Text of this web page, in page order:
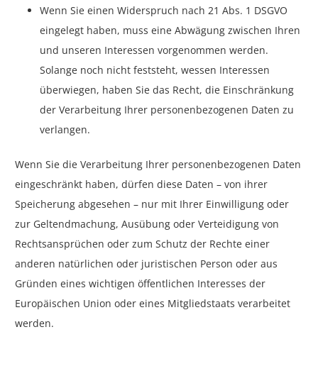
Wenn Sie einen Widerspruch nach 21 Abs. 1 DSGVO
eingelegt haben, muss eine Abwägung zwischen Ihren
und unseren Interessen vorgenommen werden.
Solange noch nicht feststeht, wessen Interessen
überwiegen, haben Sie das Recht, die Einschränkung
der Verarbeitung Ihrer personenbezogenen Daten zu
verlangen.
Wenn Sie die Verarbeitung Ihrer personenbezogenen Daten
eingeschränkt haben, dürfen diese Daten – von ihrer
Speicherung abgesehen – nur mit Ihrer Einwilligung oder
zur Geltendmachung, Ausübung oder Verteidigung von
Rechtsansprüchen oder zum Schutz der Rechte einer
anderen natürlichen oder juristischen Person oder aus
Gründen eines wichtigen öffentlichen Interesses der
Europäischen Union oder eines Mitgliedstaats verarbeitet
werden.